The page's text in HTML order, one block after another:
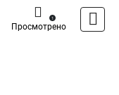
Просмотрено
1